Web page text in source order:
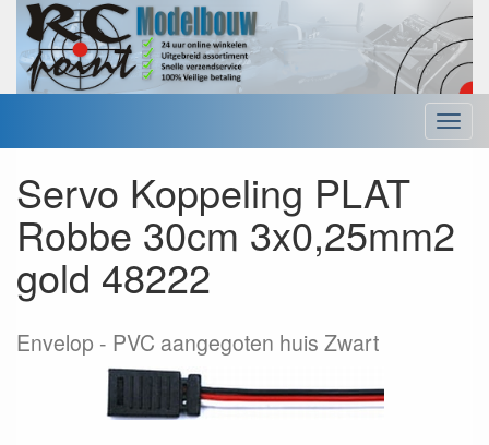
Menu
Servo Koppeling PLAT
Robbe 30cm 3x0,25mm2
gold 48222
Envelop PVC aangegoten huis Zwart